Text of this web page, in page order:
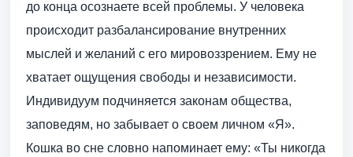
до конца осознаете всей проблемы. У человека
происходит разбалансирование внутренних
мыслей и желаний с его мировоззрением. Ему не
хватает ощущения свободы и независимости.
Индивидуум подчиняется законам общества,
заповедям, но забывает о своем личном «Я».
Кошка во сне словно напоминает ему: «Ты никогда